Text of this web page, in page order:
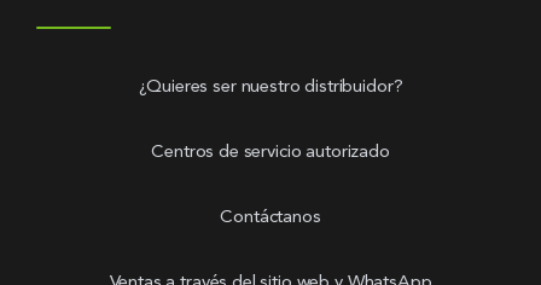
¿Quieres ser nuestro distribuidor?
Centros de servicio autorizado
Contáctanos